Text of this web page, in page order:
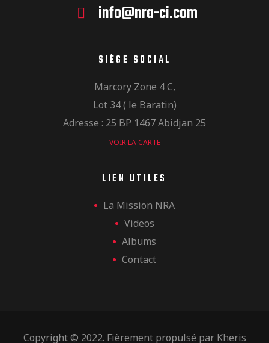
info@nra-ci.com
SIÈGE SOCIAL
Marcory Zone 4 C,
Lot 34 ( le Baratin)
Adresse : 25 BP 1467 Abidjan 25
VOIR LA CARTE
LIEN UTILES
La Mission NRA
Videos
Albums
Contact
Copyright © 2022. Fièrement propulsé par Kheris